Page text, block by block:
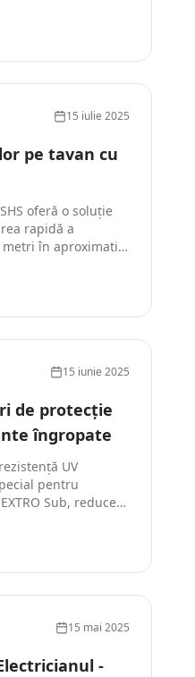
15 iulie 2025
pe tavan cu
oferă o soluție
rapidă a
în aproximativ
15 iunie 2025
de protecție
îngropate
UV
pentru
Sub, reduceți
15 mai 2025
-